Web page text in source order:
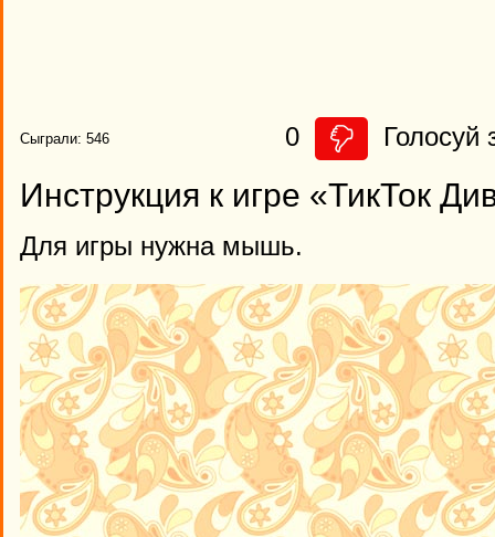
Сыграли: 546 0 Голосуй
Инструкция к игре «ТикТок
Для игры нужна мышь.